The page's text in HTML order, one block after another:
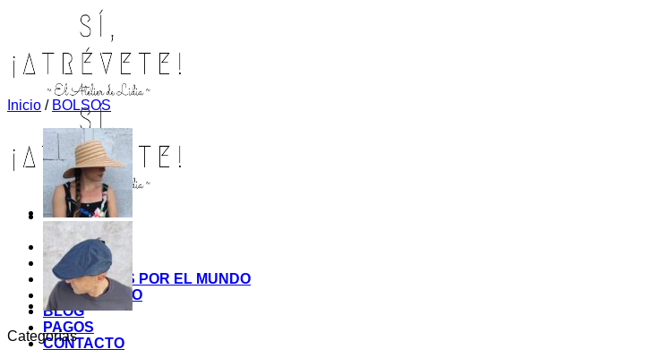
INICIO
TIENDA
MIS COSITAS POR EL MUNDO
EL COMIENZO
BLOG
PAGOS
CONTACTO
Inicio / BOLSOS
Categorías